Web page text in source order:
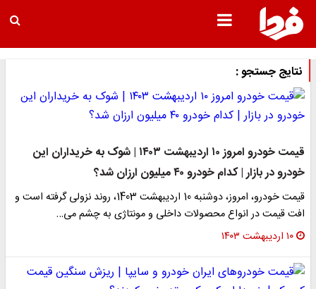
نتایج جستجو :
قیمت خودرو امروز ۱۰ اردیبهشت ۱۴۰۳ | شوک به خریداران این
خودرو در بازار | کدام خودرو ۴۰ میلیون ارزان شد؟
قیمت خودرو، امروز، دوشنبه 10 اردیبهشت 1403، روند نزولی گرفته است و
افت قیمت در انواع محصولات داخلی و مونتاژی به چشم می‌…
۱۰ اردیبهشت ۱۴۰۳